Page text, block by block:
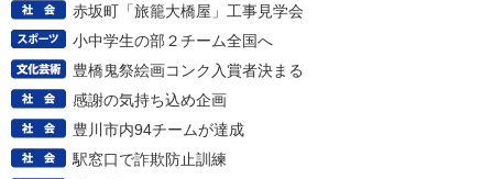
赤坂町「旅籠大橋屋」工事見学会
小中学生の部２チーム全国へ
豊橋鬼祭絵画コンク入賞者決まる
感謝の気持ち込め企画
豊川市内94チームが達成
駅窓口で詐欺防止訓練